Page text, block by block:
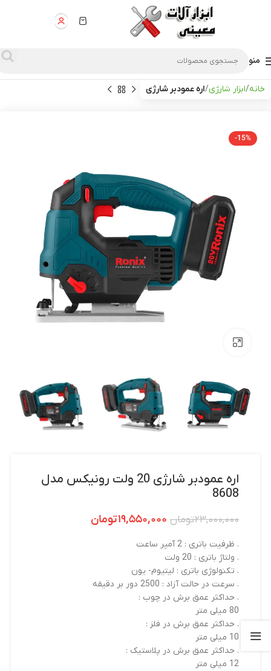
منو
خانه ابزار شارژی اره عمودبر شارژی
-15%
اره عمودبر شارژی 20 ولت رونیکس مدل
8608
۲۳,۰۰۰,۰۰۰تومان ۱۹,۵۵۰,۰۰۰تومان
. ظرفیت باتری : 2 آمپر ساعت
. ولتاژ باتری : 20 ولت
. تکنولوژی باتری : لیتیوم- یون
. سرعت در حالت آزاد : 2500 دور بر دقیقه
. حداکثر عمق برش در چوب :
80 میلی متر
. حداکثر عمق برش در فلز :
10 میلی متر
. حداکثر عمق برش در پلاستیک :
12 میلی متر